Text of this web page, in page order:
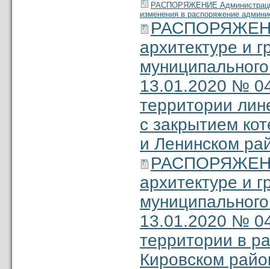
РАСПОРЯЖЕНИЕ
изменения в распоряжение
архитектуре и
13.01.2020 №
территории
с закрытием
и Ленинском
архитектуре и
13.01.2020 №
территории в
Кировском